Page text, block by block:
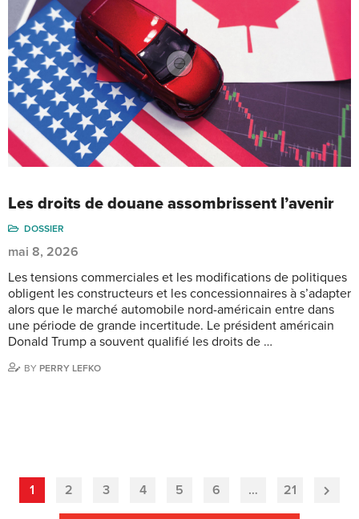
Les droits de douane assombrissent l’avenir
DOSSIER
mai 8, 2026
Les tensions commerciales et les modifications de politiques
obligent les constructeurs et les concessionnaires à s’adapter
alors que le marché automobile nord-américain entre dans
une période de grande incertitude. Le président américain
Donald Trump a souvent qualifié les droits de …
BY PERRY LEFKO
1 2 3 4 5 6 … 21